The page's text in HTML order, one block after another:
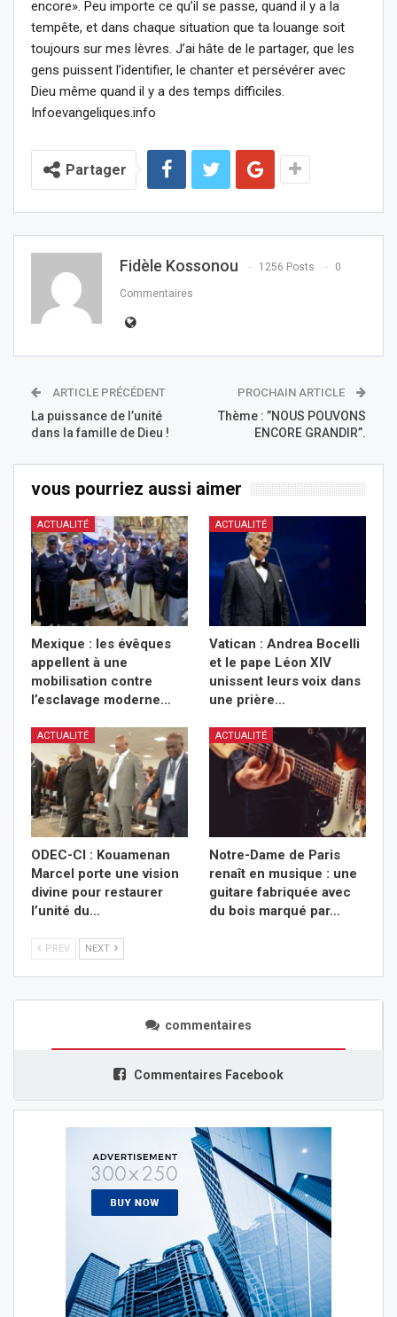
encore». Peu importe ce qu’il se passe, quand il y a la
tempête, et dans chaque situation que ta louange soit
toujours sur mes lèvres. J’ai hâte de le partager, que les
gens puissent l’identifier, le chanter et persévérer avec
Dieu même quand il y a des temps difficiles.
Infoevangeliques.info
Partager
Fidèle Kossonou 1256 Posts 0
Commentaires
ARTICLE PRÉCÉDENT
La puissance de l’unité
dans la famille de Dieu !
PROCHAIN ARTICLE
Thème : ”NOUS POUVONS
ENCORE GRANDIR”.
vous pourriez aussi aimer
ACTUALITÉ
Mexique : les évêques
appellent à une
mobilisation contre
l’esclavage moderne…
ACTUALITÉ
Vatican : Andrea Bocelli
et le pape Léon XIV
unissent leurs voix dans
une prière…
ACTUALITÉ
ODEC-CI : Kouamenan
Marcel porte une vision
divine pour restaurer
l’unité du…
ACTUALITÉ
Notre-Dame de Paris
renaît en musique : une
guitare fabriquée avec
du bois marqué par…
PREV NEXT
commentaires
Commentaires Facebook